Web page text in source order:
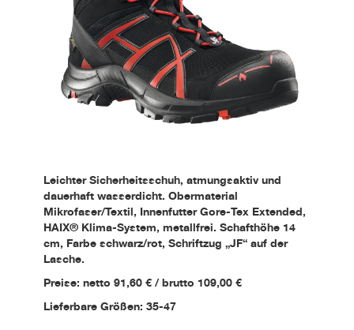
Leichter Sicherheitsschuh, atmungsaktiv und
dauerhaft wasserdicht. Obermaterial
Mikrofaser/Textil, Innenfutter Gore-Tex Extended,
HAIX® Klima-System, metallfrei. Schafthöhe 14
cm, Farbe schwarz/rot, Schriftzug „JF“ auf der
Lasche.
Preise: netto 91,60 € / brutto 109,00 €
Lieferbare Größen: 35-47